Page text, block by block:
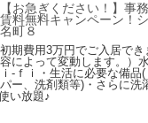
【お急ぎください！】事
賃料無料キャンペーン！
名町８
初期費用3万円でご入居でき
容によって変動します。）
ｉ-ｆｉ・生活に必要な備品
パー、洗剤類等)・さらに洗
い放題♪